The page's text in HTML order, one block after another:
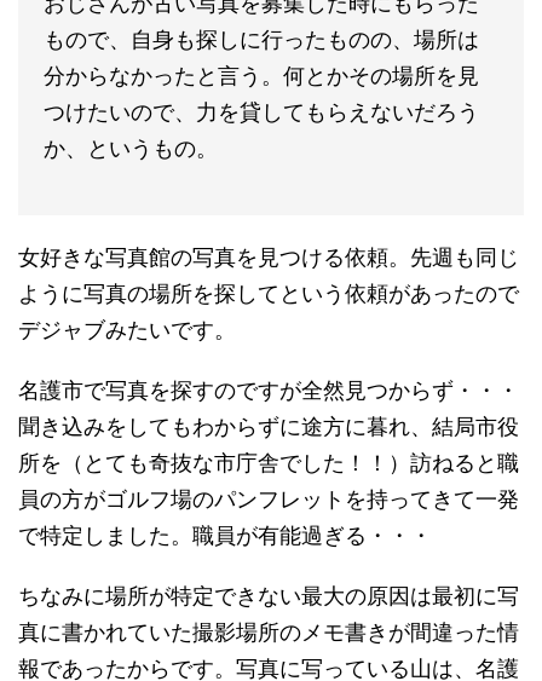
もので、自身も探しに行ったものの、場所は
分からなかったと言う。何とかその場所を見
つけたいので、力を貸してもらえないだろう
か、というもの。
女好きな写真館の写真を見つける依頼。先週も同じ
ように写真の場所を探してという依頼があったので
デジャブみたいです。
名護市で写真を探すのですが全然見つからず・・・
聞き込みをしてもわからずに途方に暮れ、結局市役
所を（とても奇抜な市庁舎でした！！）訪ねると職
員の方がゴルフ場のパンフレットを持ってきて一発
で特定しました。職員が有能過ぎる・・・
ちなみに場所が特定できない最大の原因は最初に写
真に書かれていた撮影場所のメモ書きが間違った情
報であったからです。写真に写っている山は、名護